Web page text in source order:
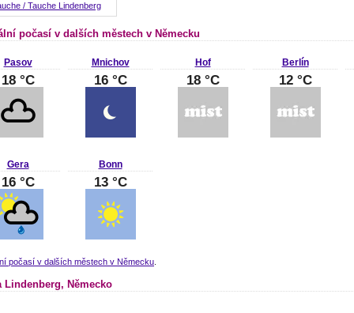
/ Tauche Lindenberg
počasí v dalších městech v Německu
Pasov
18 °C
Mnichov
16 °C
Hof
18 °C
Berlín
12 °C
Gera
16 °C
Bonn
13 °C
počasí v dalších městech v Německu
Lindenberg, Německo